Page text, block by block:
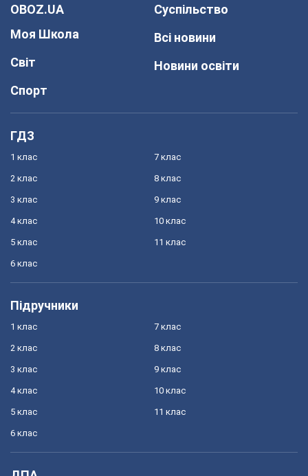
OBOZ.UA
Моя Школа
Світ
Спорт
Суспільство
Всі новини
Новини освіти
ГДЗ
1 клас
2 клас
3 клас
4 клас
5 клас
6 клас
7 клас
8 клас
9 клас
10 клас
11 клас
Підручники
1 клас
2 клас
3 клас
4 клас
5 клас
6 клас
7 клас
8 клас
9 клас
10 клас
11 клас